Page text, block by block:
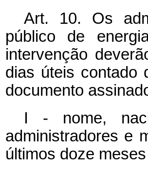
Art. 10. Os
público de
intervenção
dias úteis contado
documento
I - nome,
administradores e
últimos doze